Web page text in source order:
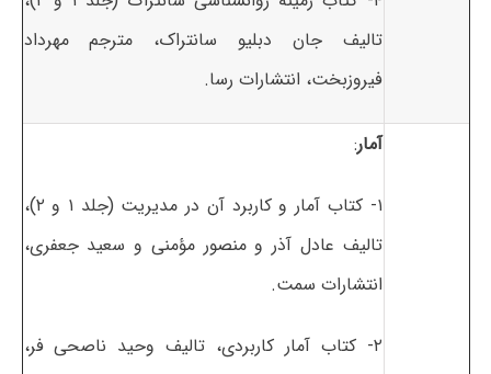
تالیف جان دبلیو سانتراک، مترجم مهرداد
فیروزبخت، انتشارات رسا.
آمار:
۱- کتاب آمار و کاربرد آن در مدیریت (جلد ۱ و ۲)،
تالیف عادل آذر و منصور مؤمنی و سعید جعفری،
انتشارات سمت.
۲- کتاب آمار کاربردی، تالیف وحید ناصحی فر،